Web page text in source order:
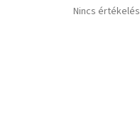
A
Nincs értékelés